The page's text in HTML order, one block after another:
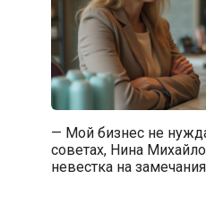
— Мой бизнес не
советах, Нина
невестка на